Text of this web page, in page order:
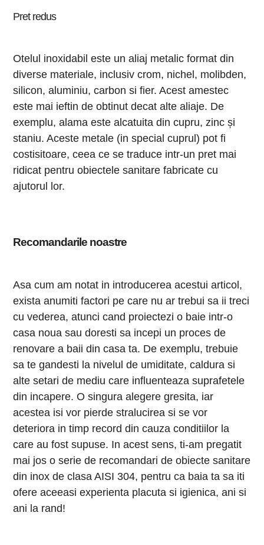
Pret redus
Otelul inoxidabil este un aliaj metalic format din
diverse materiale, inclusiv crom, nichel, molibden,
silicon, aluminiu, carbon si fier. Acest amestec
este mai ieftin de obtinut decat alte aliaje. De
exemplu, alama este alcatuita din cupru, zinc și
staniu. Aceste metale (in special cuprul) pot fi
costisitoare, ceea ce se traduce intr-un pret mai
ridicat pentru obiectele sanitare fabricate cu
ajutorul lor.
Recomandarile noastre
Asa cum am notat in introducerea acestui articol,
exista anumiti factori pe care nu ar trebui sa ii treci
cu vederea, atunci cand proiectezi o baie intr-o
casa noua sau doresti sa incepi un proces de
renovare a baii din casa ta. De exemplu, trebuie
sa te gandesti la nivelul de umiditate, caldura si
alte setari de mediu care influenteaza suprafetele
din incapere. O singura alegere gresita, iar
acestea isi vor pierde stralucirea si se vor
deteriora in timp record din cauza conditiilor la
care au fost supuse. In acest sens, ti-am pregatit
mai jos o serie de recomandari de obiecte sanitare
din inox de clasa AISI 304, pentru ca baia ta sa iti
ofere aceeasi experienta placuta si igienica, ani si
ani la rand!